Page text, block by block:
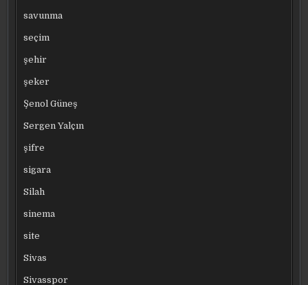
savunma
seçim
şehir
şeker
Şenol Güneş
Sergen Yalçın
şifre
sigara
Silah
sinema
site
Sivas
Sivasspor